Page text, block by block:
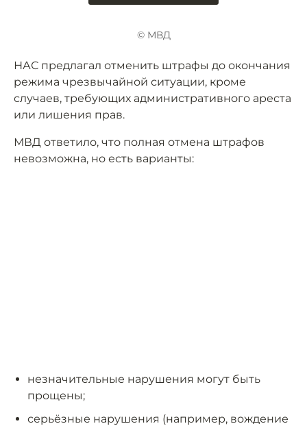
© МВД
НАС предлагал отменить штрафы до окончания
режима чрезвычайной ситуации, кроме
случаев, требующих административного ареста
или лишения прав.
МВД ответило, что полная отмена штрафов
невозможна, но есть варианты:
незначительные нарушения могут быть
прощены;
серьёзные нарушения (например, вождение